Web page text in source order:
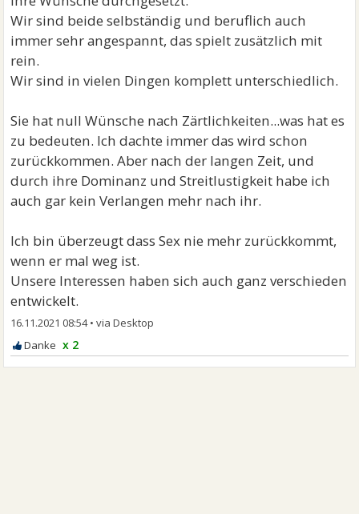
Wir sind beide selbständig und beruflich auch
immer sehr angespannt, das spielt zusätzlich mit
rein.
Wir sind in vielen Dingen komplett unterschiedlich.
Sie hat null Wünsche nach Zärtlichkeiten...was hat es
zu bedeuten. Ich dachte immer das wird schon
zurückkommen. Aber nach der langen Zeit, und
durch ihre Dominanz und Streitlustigkeit habe ich
auch gar kein Verlangen mehr nach ihr.
Ich bin überzeugt dass Sex nie mehr zurückkommt,
wenn er mal weg ist.
Unsere Interessen haben sich auch ganz verschieden
entwickelt.
16.11.2021 08:54•
x 2